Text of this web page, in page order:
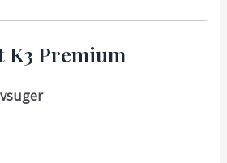
K3 Premium